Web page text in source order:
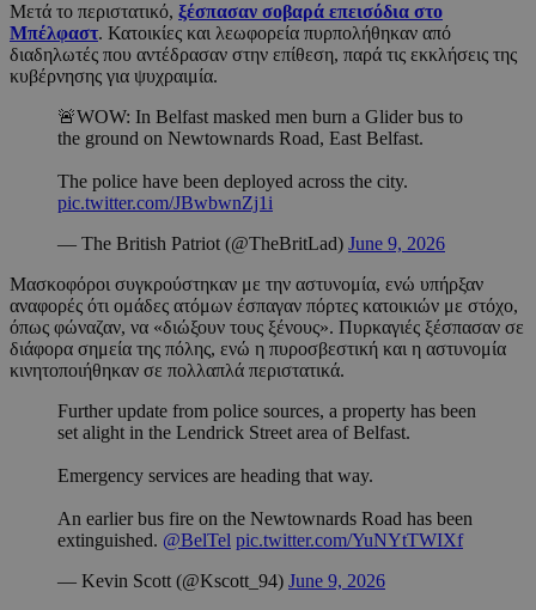
Μετά το περιστατικό, ξέσπασαν σοβαρά επεισόδια στο
Μπέλφαστ. Κατοικίες και λεωφορεία πυρπολήθηκαν από
διαδηλωτές που αντέδρασαν στην επίθεση, παρά τις εκκλήσεις της
κυβέρνησης για ψυχραιμία.
🚨WOW: In Belfast masked men burn a Glider bus to
the ground on Newtownards Road, East Belfast.
The police have been deployed across the city.
pic.twitter.com/JBwbwnZj1i
— The British Patriot (@TheBritLad) June 9, 2026
Μασκοφόροι συγκρούστηκαν με την αστυνομία, ενώ υπήρξαν
αναφορές ότι ομάδες ατόμων έσπαγαν πόρτες κατοικιών με στόχο,
όπως φώναζαν, να «διώξουν τους ξένους». Πυρκαγιές ξέσπασαν σε
διάφορα σημεία της πόλης, ενώ η πυροσβεστική και η αστυνομία
κινητοποιήθηκαν σε πολλαπλά περιστατικά.
Further update from police sources, a property has been
set alight in the Lendrick Street area of Belfast.
Emergency services are heading that way.
An earlier bus fire on the Newtownards Road has been
extinguished. @BelTel pic.twitter.com/YuNYtTWIXf
— Kevin Scott (@Kscott_94) June 9, 2026